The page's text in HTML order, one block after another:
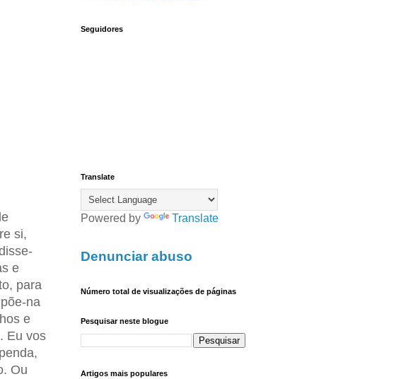
si,
e
para
na
e
Eu vos
Ou
Seguidores
Translate
Powered by Translate
Denunciar abuso
Número total de visualizações de páginas
Pesquisar neste blogue
Artigos mais populares